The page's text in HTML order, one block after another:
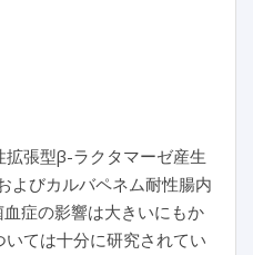
張型β-ラクタマーゼ産生
よびカルバペネム耐性腸内
症の影響は大きいにもか
ては十分に研究されてい